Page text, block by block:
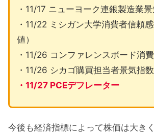
・11/17 ニューヨーク連銀製造業
・11/22 ミシガン大学消費者信頼
値）
・11/26 コンファレンスボード消
・11/26 シカゴ購買担当者景気指数
・11/27 PCEデフレーター
今後も経済指標によって株価は大き